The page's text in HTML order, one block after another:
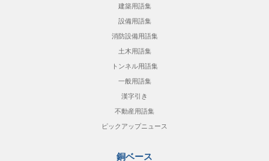
建築用語集
設備用語集
消防設備用語集
土木用語集
トンネル用語集
一般用語集
漢字引き
不動産用語集
ピックアップニュース
銅ベース